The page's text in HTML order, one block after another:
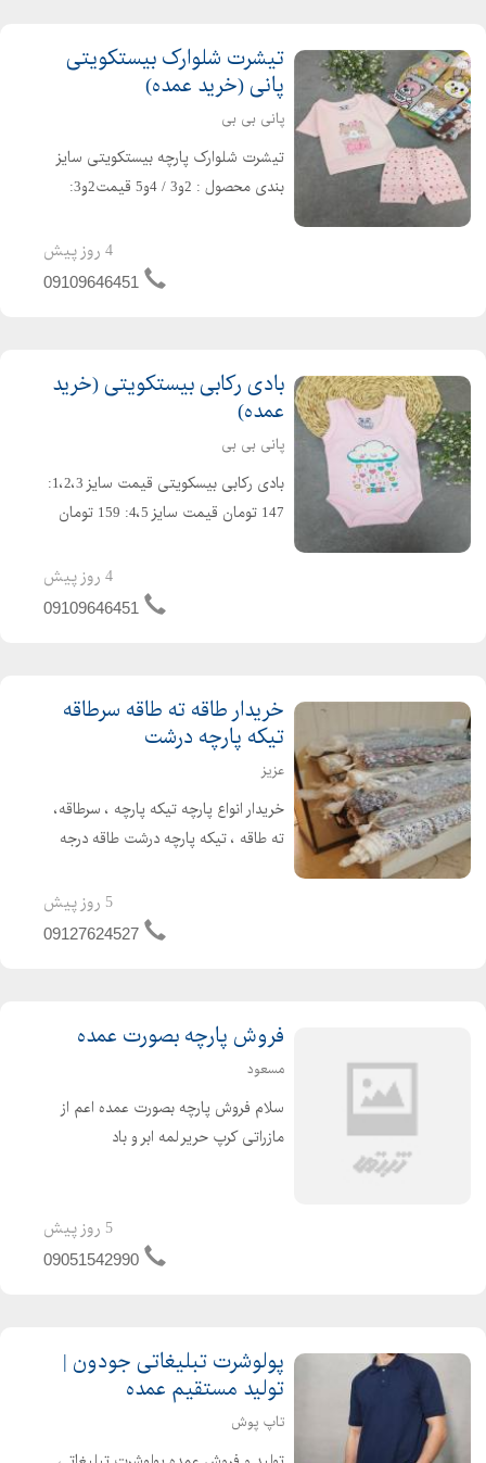
تیشرت شلوارک بیستکویتی
پانی (خرید عمده)
پانی بی بی
تیشرت شلوارک پارچه بیستکویتی سایز
بندی محصول : 2و3 / 4و5 قیمت2و3:
2و3:مناسب 3ماه تا یک سال سایز
4و5:مناسب 2تا 3 سال سایز2: قد بلوز 30/
4 روز پیش
09109646451
بادی رکابی بیستکویتی (خرید
عمده)
پانی بی بی
بادی رکابی بیسکویتی قیمت سایز 1،2،3:
147 تومان قیمت سایز 4،5: 159 تومان
تا فاق 35، پهنا 21 سایز 2 : اندازه قد تا
فاق 39، پهنا 22 سایز 3 : اندازه قد تا فاق
4 روز پیش
09109646451
خریدار طاقه ته طاقه سرطاقه
تیکه پارچه درشت
عزیز
خریدار انواع پارچه تیکه پارچه ، سرطاقه،
ته طاقه ، تیکه پارچه درشت طاقه درجه
پارچه ها مانتویی ، مجلسی ، تریکو ،
پیراهنی و... خرید از سراسر کشور در اسرع
5 روز پیش
09127624527
فروش پارچه بصورت عمده
مسعود
سلام فروش پارچه بصورت عمده اعم از
مازراتی کرپ حریر لمه ابر و باد
5 روز پیش
09051542990
پولوشرت تبلیغاتی جودون |
تولید مستقیم عمده
تاپ پوش